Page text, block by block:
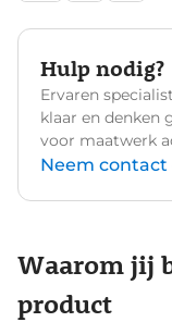
Hulp nodig?
Ervaren
klaar en denken
voor maatwerk
Neem contact
Waarom jij
product